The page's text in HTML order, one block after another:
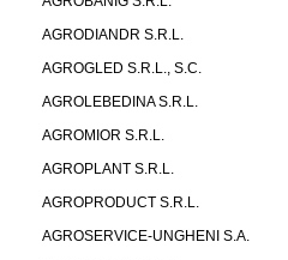
AGRODIANDR S.R.L.
AGROGLED S.R.L., S.C.
AGROLEBEDINA S.R.L.
AGROMIOR S.R.L.
AGROPLANT S.R.L.
AGROPRODUCT S.R.L.
AGROSERVICE-UNGHENI S.A.